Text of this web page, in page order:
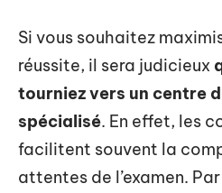
Si vous souhaitez
réussite, il sera judicieux
tourniez vers un centre
spécialisé. En effet, les
facilitent souvent la
attentes de l’examen.